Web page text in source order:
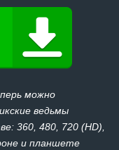
можно
ведьмы
360, 480, 720 (HD),
и планшете